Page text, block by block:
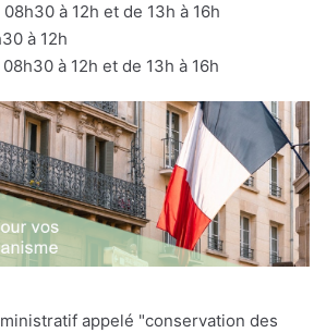
à 12h et de 13h à 16h
à 12h
à 12h et de 13h à 16h
appelé "conservation des